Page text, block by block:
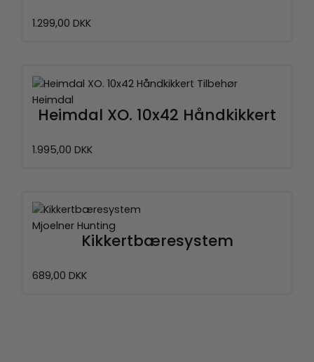
1.299,00 DKK
Heimdal
Heimdal XO. 10x42 Håndkikkert
1.995,00 DKK
Mjoelner Hunting
Kikkertbæresystem
689,00 DKK